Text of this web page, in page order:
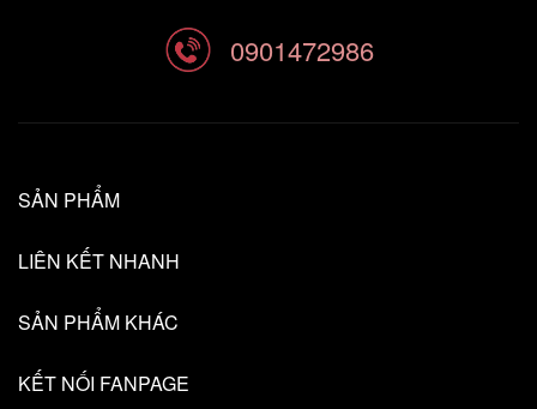
0901472986
SẢN PHẨM
LIÊN KẾT NHANH
SẢN PHẨM KHÁC
KẾT NỐI FANPAGE